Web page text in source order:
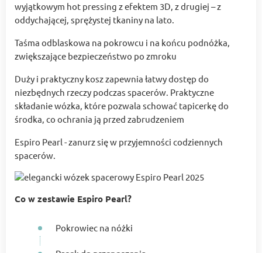
wyjątkowym hot pressing z efektem 3D, z drugiej – z
oddychającej, sprężystej tkaniny na lato.
Taśma odblaskowa na pokrowcu i na końcu podnóżka,
zwiększające bezpieczeństwo po zmroku
Duży i praktyczny kosz zapewnia łatwy dostęp do
niezbędnych rzeczy podczas spacerów. Praktyczne
składanie wózka, które pozwala schować tapicerkę do
środka, co ochrania ją przed zabrudzeniem
Espiro Pearl - zanurz się w przyjemności codziennych
spacerów.
Co w zestawie Espiro Pearl?
Pokrowiec na nóżki